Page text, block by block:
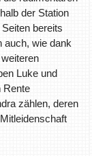
der Station
bereits
auch, wie dank
Luke und
Rente
zählen, deren